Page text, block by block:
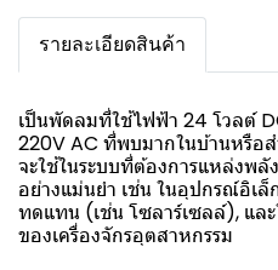
รายละเอียดสินค้า
เป็นพัดลมที่ใช้ไฟฟ้า 24 โวลต์
220V AC ที่พบมากในบ้านหรือ
จะใช้ในระบบที่ต้องการแหล่งพ
อย่างแม่นยำ เช่น ในอุปกรณ์อิเ
ทดแทน (เช่น โซลาร์เซลล์), และ
ของเครื่องจักรอุตสาหกรรม